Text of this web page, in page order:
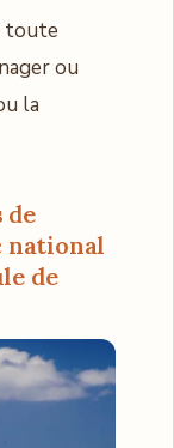
toute
ou
la
de
national
de